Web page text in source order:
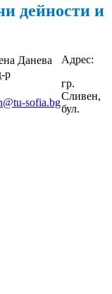
дейности и
Данева
р
sofia.bg
Адрес:
гр.
Сливен,
бул.